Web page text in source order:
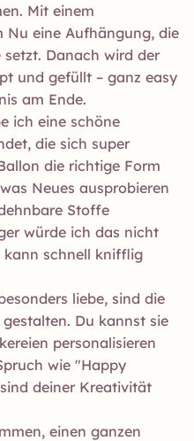
Mit einem
Nu eine Aufhängung, die
Danach wird der
und gefüllt – ganz easy
am Ende.
ich eine schöne
die sich super
die richtige Form
Neues ausprobieren
Stoffe
würde ich das nicht
kann schnell knifflig
liebe, sind die
Du kannst sie
personalisieren
wie "Happy
deiner Kreativität
einen ganzen